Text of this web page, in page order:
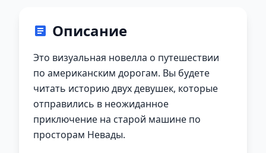
Описание
Это визуальная новелла о путешествии
по американским дорогам. Вы будете
читать историю двух девушек, которые
отправились в неожиданное
приключение на старой машине по
просторам Невады.